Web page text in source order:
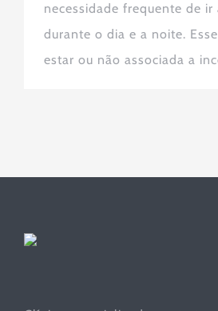
necessidade frequente de ir
durante o dia e a noite.
estar ou não associada a